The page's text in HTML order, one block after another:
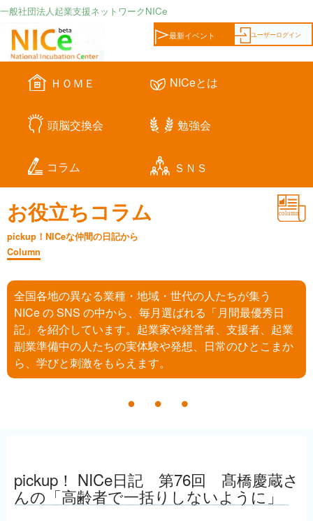
一般社団法人起業支援ネットワークNICe
ユーザーログイン
最新イベント
ＨＯＭＥ NICeとは
頭脳交換会 勉強会
コラム ＳＮＳ
お役立ちコラム
pickup！NICeな仲間の日記から
Column
全国各地の異なる業種・地域・世代の人たちが集う
NICe の SNS の中から、毎月選ばれる「月間最優秀日
記」を紹介しています。起業家や経営者、支援者、起業
副業準備中の人たちの実体験や発想、日常のひとこまか
ら、学びと刺激をもらえます。
pickup！ NICe日記 第76回 髙橋慶蔵さ
んの「高齢者で一括りしないように」